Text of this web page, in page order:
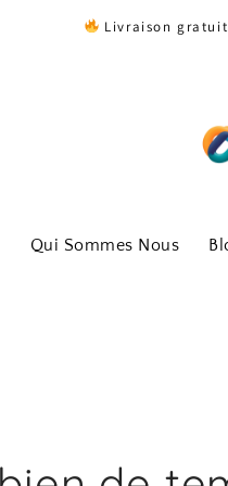
Livraison
Qui Sommes Nous